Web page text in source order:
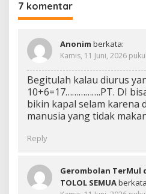
7 komentar
Anonim berkata:
Kamis, 11 Juni, 2026
Begitulah kalau diurus
10+6=17…………….PT. DI
bikin kapal selam karena
manusia yang tidak
Reply
Gerombolan TerMul
TOLOL SEMUA